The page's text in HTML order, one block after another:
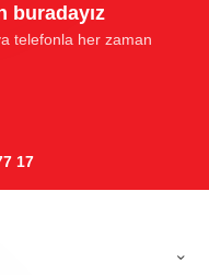
buradayız
telefonla her zaman
17